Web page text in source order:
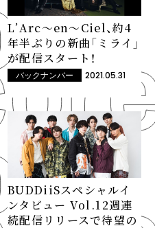
L’Arc～en～Ciel、約4
年半ぶりの新曲「ミライ」
が配信スタート！
バックナンバー 2021.05.31
BUDDiiSスペシャルイ
ンタビュー Vol.1――2週連
続配信リリースで待望の